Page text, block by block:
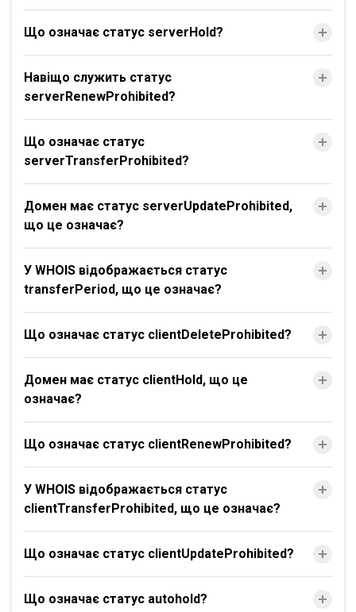
Що означає статус serverHold?
Навіщо служить статус
serverRenewProhibited?
Що означає статус
serverTransferProhibited?
Домен має статус serverUpdateProhibited,
що це означає?
У WHOIS відображається статус
transferPeriod, що це означає?
Що означає статус clientDeleteProhibited?
Домен має статус clientHold, що це
означає?
Що означає статус clientRenewProhibited?
У WHOIS відображається статус
clientTransferProhibited, що це означає?
Що означає статус clientUpdateProhibited?
Що означає статус autohold?